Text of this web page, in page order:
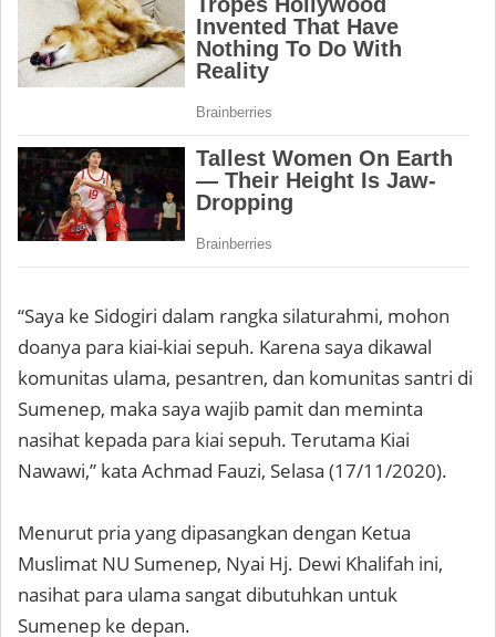
“Saya ke Sidogiri dalam rangka silaturahmi, mohon
doanya para kiai-kiai sepuh. Karena saya dikawal
komunitas ulama, pesantren, dan komunitas santri di
Sumenep, maka saya wajib pamit dan meminta
nasihat kepada para kiai sepuh. Terutama Kiai
Nawawi,” kata Achmad Fauzi, Selasa (17/11/2020).
Menurut pria yang dipasangkan dengan Ketua
Muslimat NU Sumenep, Nyai Hj. Dewi Khalifah ini,
nasihat para ulama sangat dibutuhkan untuk
Sumenep ke depan.